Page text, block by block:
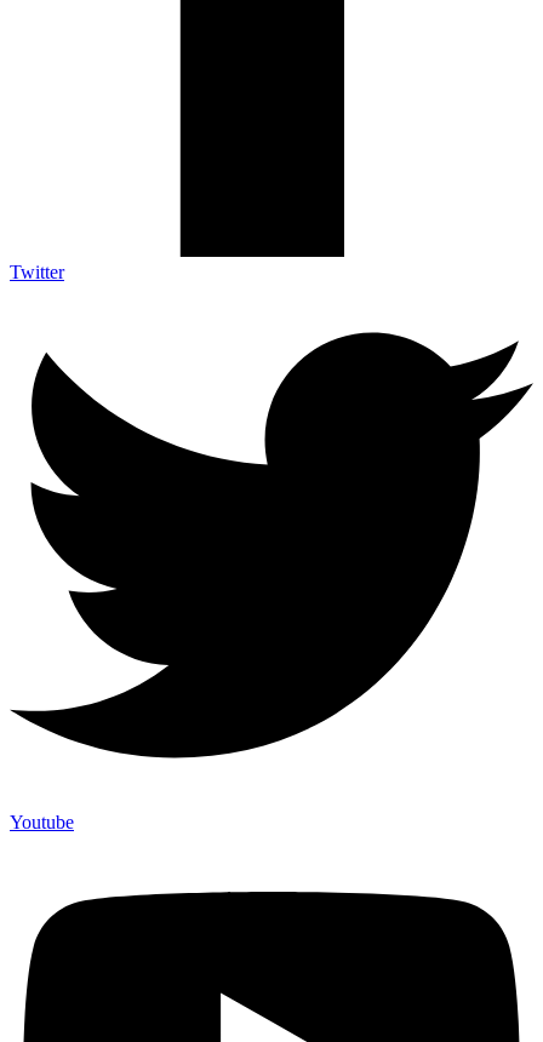
Twitter
Youtube